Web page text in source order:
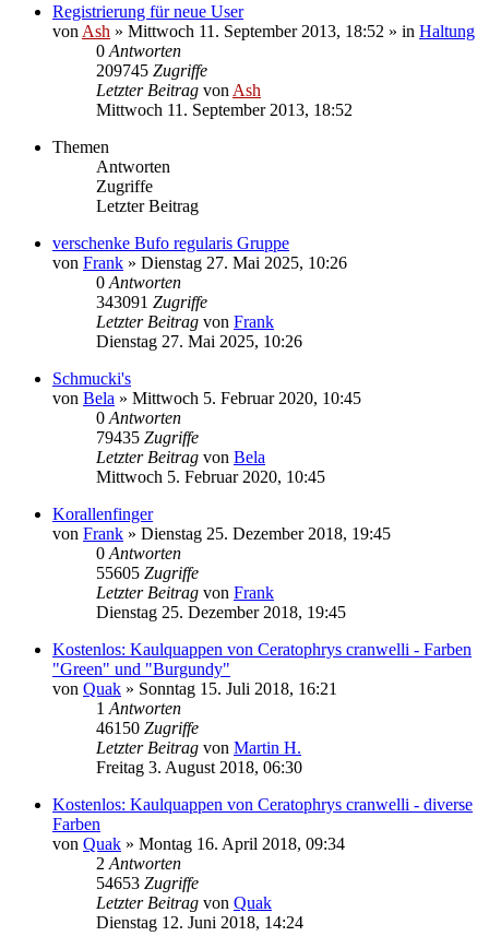
Registrierung für neue User
von Ash » Mittwoch 11. September 2013, 18:52 » in Haltung
0 Antworten
209745 Zugriffe
Letzter Beitrag von Ash
Mittwoch 11. September 2013, 18:52
Themen
Antworten
Zugriffe
Letzter Beitrag
verschenke Bufo regularis Gruppe
von Frank » Dienstag 27. Mai 2025, 10:26
0 Antworten
343091 Zugriffe
Letzter Beitrag von Frank
Dienstag 27. Mai 2025, 10:26
Schmucki's
von Bela » Mittwoch 5. Februar 2020, 10:45
0 Antworten
79435 Zugriffe
Letzter Beitrag von Bela
Mittwoch 5. Februar 2020, 10:45
Korallenfinger
von Frank » Dienstag 25. Dezember 2018, 19:45
0 Antworten
55605 Zugriffe
Letzter Beitrag von Frank
Dienstag 25. Dezember 2018, 19:45
Kostenlos: Kaulquappen von Ceratophrys cranwelli - Farben
"Green" und "Burgundy"
von Quak » Sonntag 15. Juli 2018, 16:21
1 Antworten
46150 Zugriffe
Letzter Beitrag von Martin H.
Freitag 3. August 2018, 06:30
Kostenlos: Kaulquappen von Ceratophrys cranwelli - diverse
Farben
von Quak » Montag 16. April 2018, 09:34
2 Antworten
54653 Zugriffe
Letzter Beitrag von Quak
Dienstag 12. Juni 2018, 14:24